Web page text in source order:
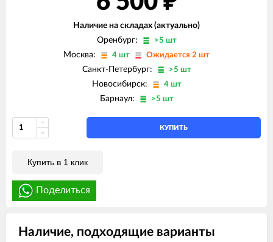
Наличие на складах (актуально)
Оренбург:
>5 шт
Москва: 4 шт Ожидается 2 шт
Санкт-Петербург: >5 шт
Новосибирск: 4 шт
Барнаул: >5 шт
КУПИТЬ
Купить в 1 клик
Поделиться
Наличие, подходящие варианты